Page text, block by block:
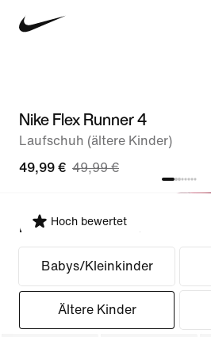
Nike Flex Runner 4
Laufschuh (ältere Kinder)
49,99 € 49,99 €
Hoch bewertet
Passform auswählen
Babys/Kleinkinder
Ältere Kinder